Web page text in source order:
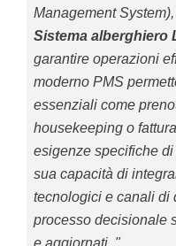
Management
Sistema alberghiero
garantire operazioni
moderno PMS
essenziali come
housekeeping o
esigenze specifiche
sua capacità di
tecnologici e canali di
processo decisionale
e aggiornati. "